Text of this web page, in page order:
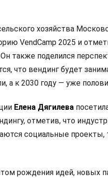
хозяйства
VendCamp 2025 и
также поделился
что вендинг будет
а к 2030 году — уже
Елена Дягилева
отметив, что
социальные проекты,
рождения идей, новых